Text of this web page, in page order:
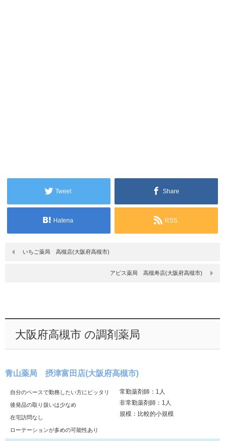
Tweet Share
Hatena RSS
いちご薬局 高槻店(大阪府高槻市)
アピス薬局 高槻寿店(大阪府高槻市)
大阪府高槻市 の調剤薬局
青山薬局 摂津富田店(大阪府高槻市)
自分のペースで勤務したい方にピッタリ
後発品の取り扱いは少なめ
在宅訪問なし
ローテーションが多めの可能性あり
常勤薬剤師：1人
非常勤薬剤師：1人
規模：比較的小規模